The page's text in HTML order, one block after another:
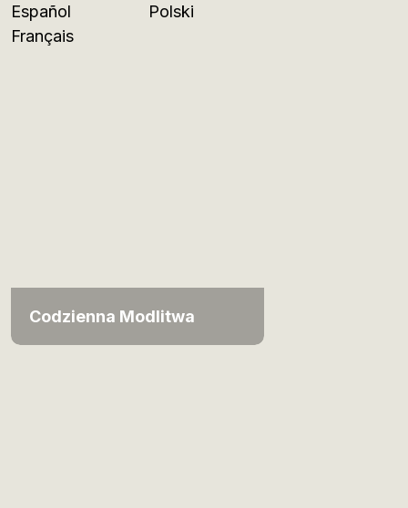
Español
Français
Polski
Codzienna Modlitwa